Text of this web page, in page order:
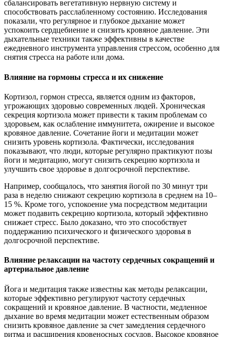
сбалансировать вегетативную нервную систему и
способствовать расслабленному состоянию. Исследования
показали, что регулярное и глубокое дыхание может
успокоить сердцебиение и снизить кровяное давление. Эти
дыхательные техники также эффективны в качестве
ежедневного инструмента управления стрессом, особенно для
снятия стресса на работе или дома.
Влияние на гормоны стресса и их снижение
Кортизол, гормон стресса, является одним из факторов,
угрожающих здоровью современных людей. Хроническая
секреция кортизола может привести к таким проблемам со
здоровьем, как ослабление иммунитета, ожирение и высокое
кровяное давление. Сочетание йоги и медитации может
снизить уровень кортизола. Фактически, исследования
показывают, что люди, которые регулярно практикуют позы
йоги и медитацию, могут снизить секрецию кортизола и
улучшить свое здоровье в долгосрочной перспективе.
Например, сообщалось, что занятия йогой по 30 минут три
раза в неделю снижают секрецию кортизола в среднем на 10–
15 %. Кроме того, успокоение ума посредством медитации
может подавить секрецию кортизола, который эффективно
снижает стресс. Было доказано, что это способствует
поддержанию психического и физического здоровья в
долгосрочной перспективе.
Влияние релаксации на частоту сердечных сокращений и
артериальное давление
Йога и медитация также известны как методы релаксации,
которые эффективно регулируют частоту сердечных
сокращений и кровяное давление. В частности, медленное
дыхание во время медитации может естественным образом
снизить кровяное давление за счет замедления сердечного
ритма и расширения кровеносных сосудов. Высокое кровяное